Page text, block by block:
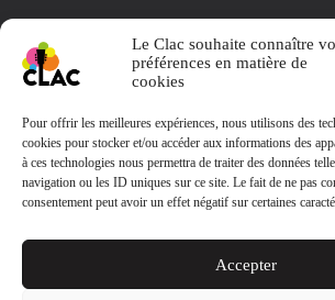
Le Clac souhaite connaître
préférences en matière de
cookies
Pour offrir les meilleures expériences, nous utilisons des
cookies pour stocker et/ou accéder aux informations des
à ces technologies nous permettra de traiter des données
navigation ou les ID uniques sur ce site. Le fait de ne pas
consentement peut avoir un effet négatif sur certaines
Accepter
Contact
clacbooking@gmail.com
38, rue aux arènes 57000 Metz